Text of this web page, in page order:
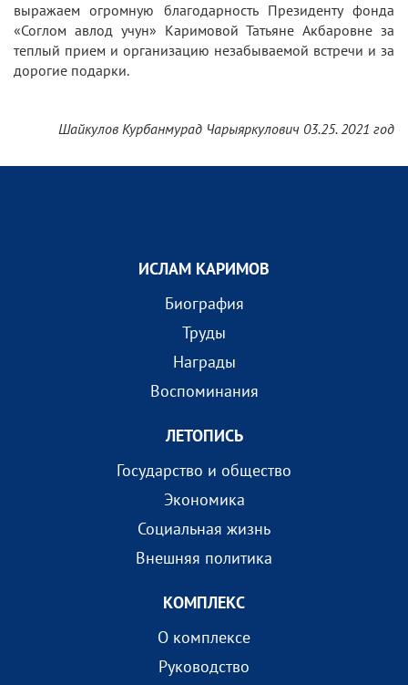
выражаем огромную благодарность Президенту фонда
«Соглом авлод учун» Каримовой Татьяне Акбаровне за
теплый прием и организацию незабываемой встречи и за
дорогие подарки.
Шайкулов Курбанмурад Чарыяркулович 03.25. 2021 год
ИСЛАМ КАРИМОВ
Биография
Труды
Награды
Воспоминания
ЛЕТОПИСЬ
Государство и общество
Экономика
Социальная жизнь
Внешняя политика
КОМПЛEКС
О комплексе
Руководство